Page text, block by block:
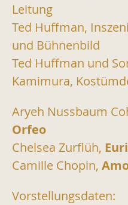
Leitung
Ted Huffman,
und Bühnenbild
Ted Huffman und
Kamimura,
Aryeh Nussbaum
Orfeo
Chelsea Zurflüh,
Camille Chopin,
Vorstellungsdaten: